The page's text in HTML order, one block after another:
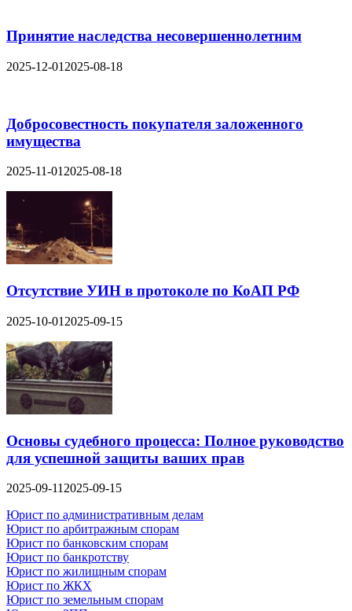
Принятие наследства несовершеннолетним
2025-12-01 2025-08-18
Добросовестность покупателя заложенного
имущества
2025-11-012025-08-18
Отсутствие УИН в протоколе по КоАП РФ
2025-10-01 2025-09-15
Основы судебного процесса: Полное руководство
для успешной защиты ваших прав
2025-09-11 2025-09-15
Юрист по административным делам
Юрист по арбитражным спорам
Юрист по банковским спорам
Юрист по банкротству
Юрист по жилищным спорам
Юрист по ЖКХ
Юрист по земельным спорам